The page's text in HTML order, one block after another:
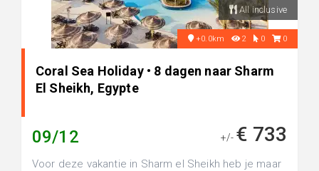
All inclusive
+0.0km 2 0 0
Coral Sea Holiday • 8 dagen naar Sharm
El Sheikh, Egypte
09/12 +/- € 733
Voor deze vakantie in Sharm el Sheikh heb je maar